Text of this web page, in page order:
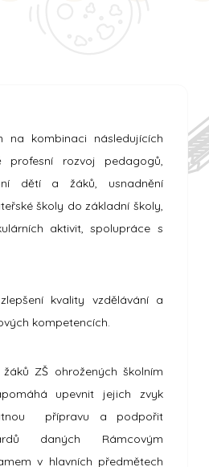
na kombinaci následujících
profesní rozvoj pedagogů,
dětí a žáků, usnadnění
školy do základní školy,
aktivit, spolupráce s
kvality vzdělávání a
kompetencích.
ZŠ ohrožených školním
upevnit jejich zvyk
přípravu a podpořit
daných Rámcovým
v hlavních předmětech